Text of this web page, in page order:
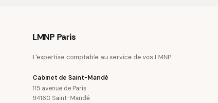
LMNP Paris
L'expertise comptable au service de vos LMNP.
Cabinet de Saint-Mandé
115 avenue de Paris
94160 Saint-Mandé